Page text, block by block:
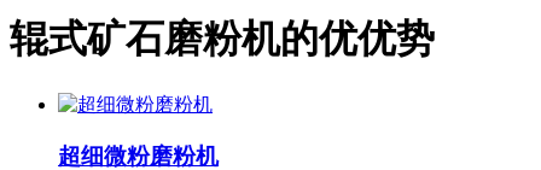
辊式矿石磨粉机的优优势
超细微粉磨粉机